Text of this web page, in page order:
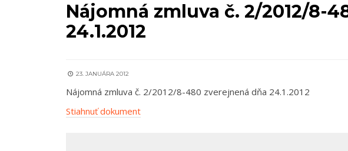
Nájomná zmluva č. 2/2012/8-
24.1.2012
23. JANUÁRA 2012
Nájomná zmluva č. 2/2012/8-480 zverejnená dňa 24.1.2012
Stiahnuť dokument